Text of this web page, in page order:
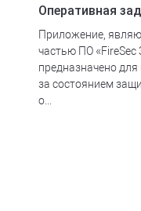
Оперативная
Приложение,
частью ПО «FireSec
предназначено для
за состоянием
о...